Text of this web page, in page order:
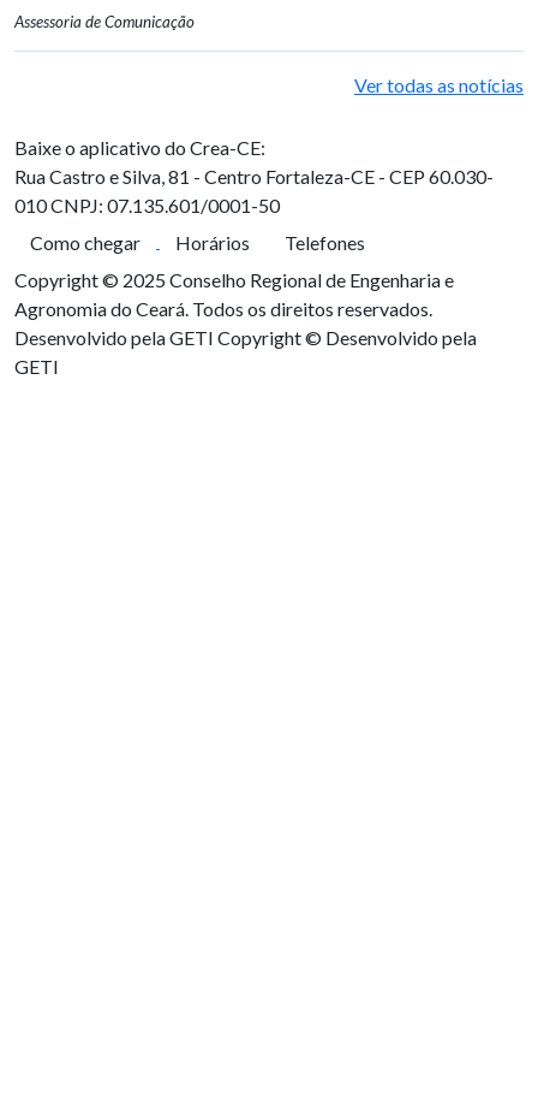
Assessoria de Comunicação
Ver todas as notícias
Baixe o aplicativo do Crea-CE:
Rua Castro e Silva, 81 - Centro Fortaleza-CE - CEP 60.030-
010CNPJ: 07.135.601/0001-50
Como chegar
Horários
Telefones
Copyright © 2025 Conselho Regional de Engenharia e
Agronomia do Ceará. Todos os direitos reservados.
Desenvolvido pela GETI Copyright © Desenvolvido pela
GETI